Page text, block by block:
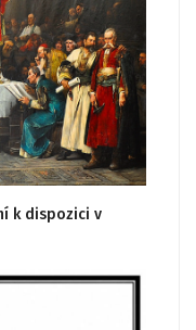
k dispozici v